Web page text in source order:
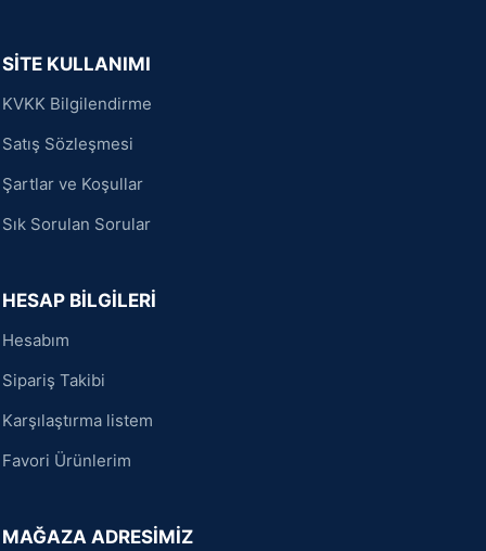
SİTE KULLANIMI
KVKK Bilgilendirme
Satış Sözleşmesi
Şartlar ve Koşullar
Sık Sorulan Sorular
HESAP BİLGİLERİ
Hesabım
Sipariş Takibi
Karşılaştırma listem
Favori Ürünlerim
MAĞAZA ADRESİMİZ